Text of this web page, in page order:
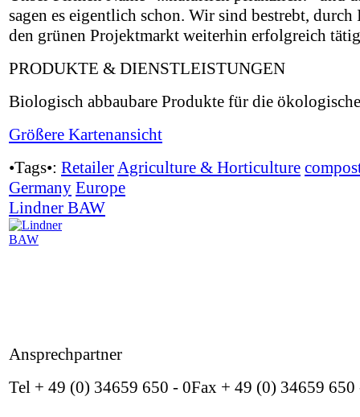
sagen es eigentlich schon. Wir sind bestrebt,
den grünen Projektmarkt weiterhin erfolgreich
PRODUKTE & DIENSTLEISTUNGEN
Biologisch abbaubare Produkte für die
Größere Kartenansicht
•Tags•: RetailerAgriculture & Horticulture
Germany Europe
Lindner BAW
Ansprechpartner
Tel + 49 (0) 34659 650 - 0Fax + 49 (0) 34659